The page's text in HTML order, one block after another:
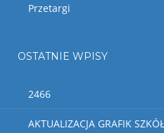
Przetargi
OSTATNIE WPISY
2466
AKTUALIZACJA GRAFIK SZKÓŁ